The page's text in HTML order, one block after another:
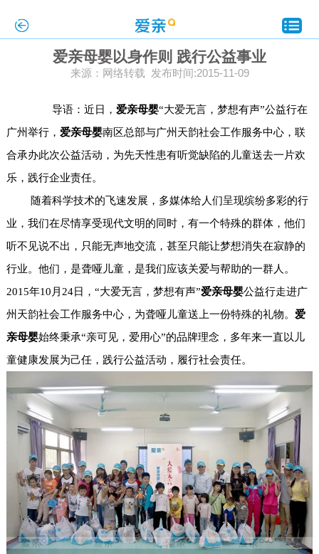
爱亲母婴以身作则 践行公益事业
来源：网络转载 发布时间:2015-11-09
导语：近日， 爱亲母婴“大爱无言，梦想有声”公益行在
广州举行， 爱亲母婴南区总部与广州天韵社会工作服务中心，联
合承办此次公益活动，为先天性患有听觉缺陷的儿童送去一片欢
乐，践行企业责任。
随着科学技术的飞速发展，多媒体给人们呈现缤纷多彩的行
业，我们在尽情享受现代文明的同时，有一个特殊的群体，他们
听不见说不出，只能无声地交流，甚至只能让梦想消失在寂静的
行业。他们，是聋哑儿童，是我们应该关爱与帮助的一群人。
2015年10月24日，“大爱无言，梦想有声”爱亲母婴公益行走进广
州天韵社会工作服务中心，为聋哑儿童送上一份特殊的礼物。 爱
亲母婴始终秉承“亲可见，爱用心”的品牌理念，多年来一直以儿
童健康发展为己任，践行公益活动，履行社会责任。